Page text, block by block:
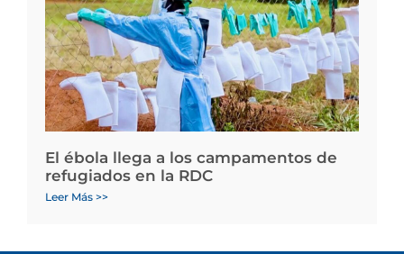
El ébola llega a los campamentos de
refugiados en la RDC
Leer Más >>